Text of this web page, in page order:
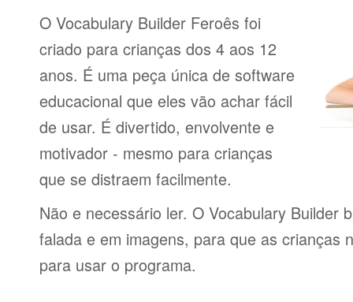
O Vocabulary Builder Feroês foi
criado para crianças dos 4 aos 12
anos. É uma peça única de software
educacional que eles vão achar fácil
de usar. É divertido, envolvente e
motivador - mesmo para crianças
que se distraem facilmente.
Não e necessário ler. O Vocabulary Builder
falada e em imagens, para que as crianças
para usar o programa.